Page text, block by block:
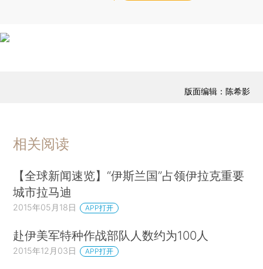
版面编辑：陈希影
相关阅读
【全球新闻速览】“伊斯兰国”占领伊拉克重要
城市拉马迪
2015年05月18日 APP打开
赴伊美军特种作战部队人数约为100人
2015年12月03日 APP打开